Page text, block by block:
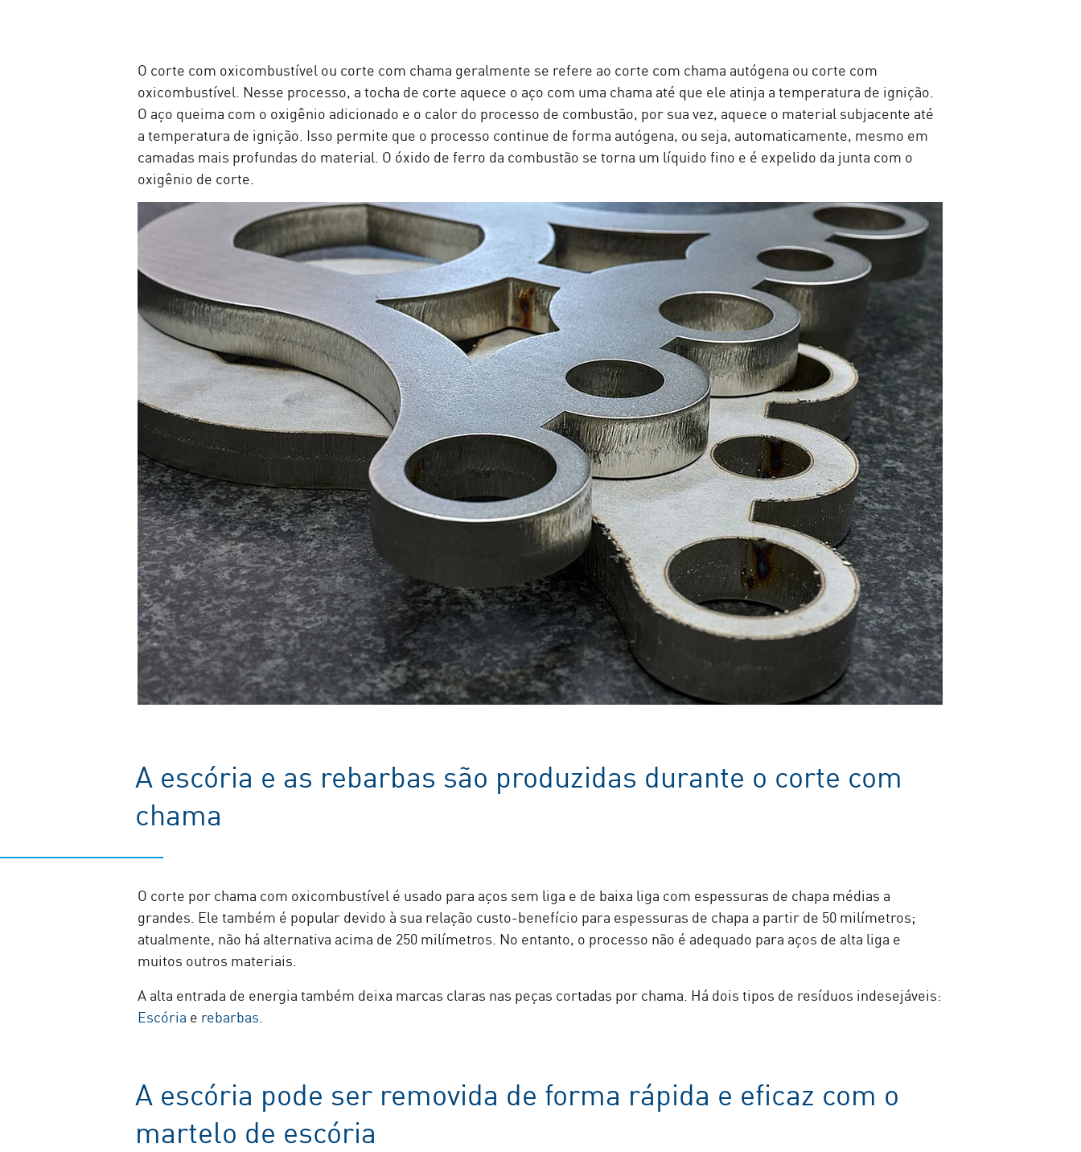
O corte com oxicombustível ou corte com chama geralmente se refere ao corte com chama autógena ou corte com
oxicombustível. Nesse processo, a tocha de corte aquece o aço com uma chama até que ele atinja a temperatura de ignição.
O aço queima com o oxigênio adicionado e o calor do processo de combustão, por sua vez, aquece o material subjacente até
a temperatura de ignição. Isso permite que o processo continue de forma autógena, ou seja, automaticamente, mesmo em
camadas mais profundas do material. O óxido de ferro da combustão se torna um líquido fino e é expelido da junta com o
oxigênio de corte.
A escória e as rebarbas são produzidas durante o corte com
chama
O corte por chama com oxicombustível é usado para aços sem liga e de baixa liga com espessuras de chapa médias a
grandes. Ele também é popular devido à sua relação custo-benefício para espessuras de chapa a partir de 50 milímetros;
atualmente, não há alternativa acima de 250 milímetros. No entanto, o processo não é adequado para aços de alta liga e
muitos outros materiais.
A alta entrada de energia também deixa marcas claras nas peças cortadas por chama. Há dois tipos de resíduos indesejáveis:
Escória e rebarbas
A escória pode ser removida de forma rápida e eficaz com o
martelo de escória